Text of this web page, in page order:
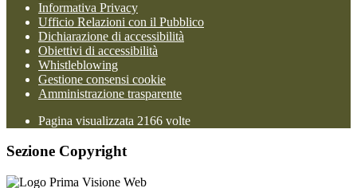
Informativa Privacy
Ufficio Relazioni con il Pubblico
Dichiarazione di accessibilità
Obiettivi di accessibilità
Whistleblowing
Gestione consensi cookie
Amministrazione trasparente
Pagina visualizzata 2166 volte
Sezione Copyright